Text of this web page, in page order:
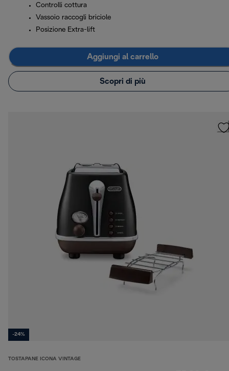
Controlli cottura
Vassoio raccogli briciole
Posizione Extra-lift
Aggiungi al carrello
Scopri di più
-24%
TOSTAPANE ICONA VINTAGE